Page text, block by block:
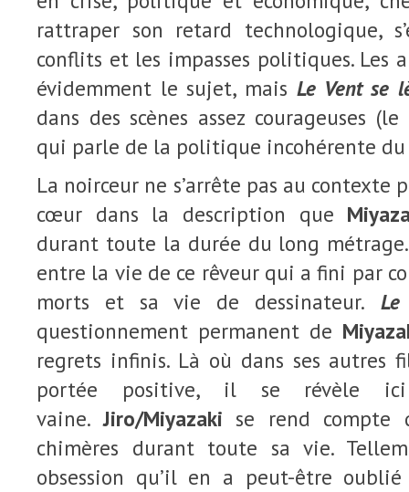
rattraper son retard technologique,
conflits et les impasses politiques. Les
évidemment le sujet, mais Le Vent se
dans des scènes assez courageuses
qui parle de la politique incohérente du
La noirceur ne s’arrête pas au
cœur dans la description que
durant toute la durée du long
entre la vie de ce rêveur qui a fini par
morts et sa vie de dessinateur. Le
questionnement permanent de
regrets infinis. Là où dans ses autres
portée positive, il se révèle ici
vaine.Jiro/Miyazaki se rend compte
chimères durant toute sa vie.
obsession qu’il en a peut-être oublié